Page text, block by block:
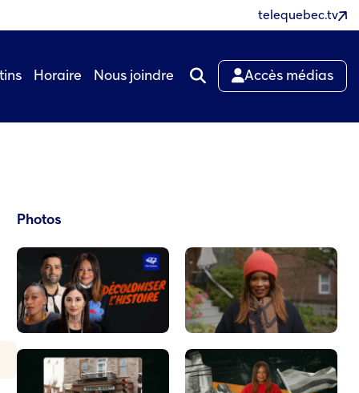
telequebec.tv
Horaire Nous joindre Accès médias
Photos